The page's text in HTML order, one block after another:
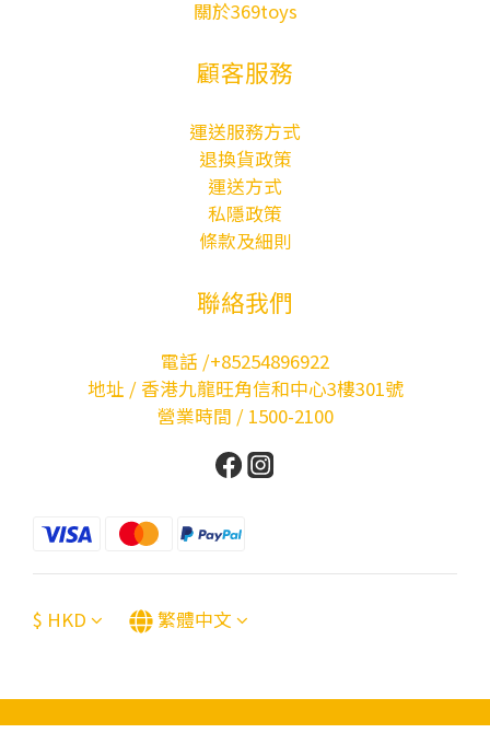
關於369toys
顧客服務
運送服務方式
退換貨政策
運送方式
私隱政策
條款及細則
聯絡我們
電話 /+85254896922
地址 / 香港九龍旺角信和中心3樓301號
營業時間 / 1500-2100
$ HKD 繁體中文